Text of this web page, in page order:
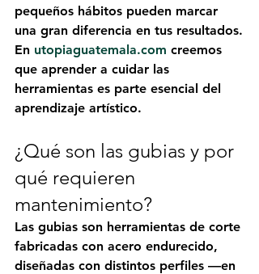
pequeños hábitos pueden marcar
una gran diferencia en tus resultados.
En utopiaguatemala.com creemos
que aprender a cuidar las
herramientas es parte esencial del
aprendizaje artístico.
¿Qué son las gubias y por
qué requieren
mantenimiento?
Las gubias son herramientas de corte
fabricadas con acero endurecido,
diseñadas con distintos perfiles —en